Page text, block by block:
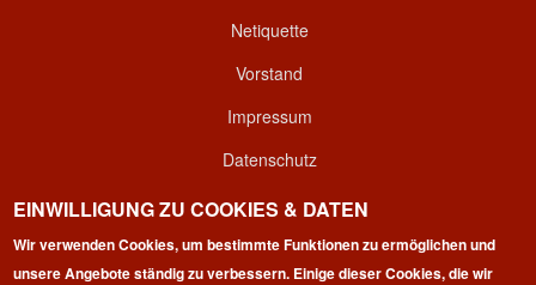
Netiquette
Vorstand
Impressum
Datenschutz
Kontakt
Login
EINWILLIGUNG ZU COOKIES & DATEN
Wir verwenden Cookies, um bestimmte Funktionen zu ermöglichen und
unsere Angebote ständig zu verbessern. Einige dieser Cookies, die wir